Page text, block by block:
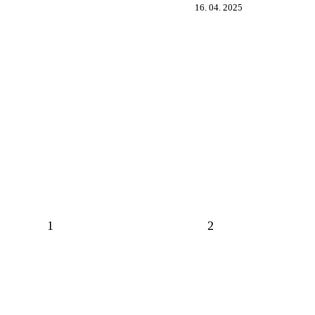
16. 04. 2025
1 2